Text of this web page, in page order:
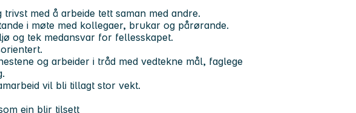
med å arbeide tett saman med andre.
i møte med kollegaer, brukar og pårørande.
og tek medansvar for fellesskapet.
og arbeider i tråd med vedtekne mål, faglege
vil bli tillagt stor vekt.
ein blir tilsett